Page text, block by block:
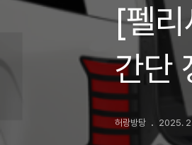
[펠
간단
허랑방탕 2025.